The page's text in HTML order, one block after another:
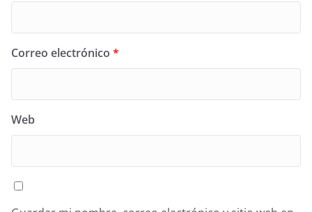
Correo electrónico *
Web